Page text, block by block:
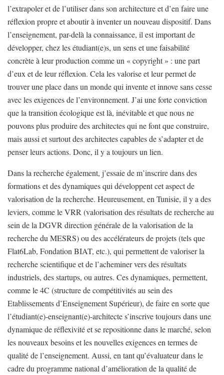
l’extrapoler et de l’utiliser dans son architecture et d’en faire une
réflexion propre et aboutir à inventer un nouveau dispositif. Dans
l’enseignement, par-delà la connaissance, il est important de
développer, chez les étudiant(e)s, un sens et une faisabilité
concrète à leur production comme un « copyright » : une part
d’eux et de leur réflexion. Cela les valorise et leur permet de
trouver une place dans un monde qui invente et innove sans cesse
avec les exigences de l’environnement. J’ai une forte conviction
que la transition écologique est là, inévitable et que nous ne
pouvons plus produire des architectes qui ne font que construire,
mais aussi et surtout des architectes capables de s’adapter et de
penser leurs actions. Donc, il y a toujours un lien.
Dans la recherche également, j’essaie de m’inscrire dans des
formations et des dynamiques qui développent cet aspect de
valorisation de la recherche. Heureusement, en Tunisie, il y a des
leviers, comme le VRR (valorisation des résultats de recherche au
sein de la DGVR direction générale de la valorisation de la
recherche du MESRS) ou des accélérateurs de projets (tels que
Flat6Lab, Fondation BIAT, etc.), qui permettent de valoriser la
recherche scientifique et de l’acheminer vers des résultats
industriels, des startups, ou autres. Ces dynamiques, permettent,
comme le 4C (structure de compétitivités au sein des
Etablissements d’Enseignement Supérieur), de faire en sorte que
l’étudiant(e)-enseignant(e)-architecte s’inscrive toujours dans une
dynamique de réflexivité et se repositionne dans le marché, selon
les nouveaux besoins et les nouvelles exigences en termes de
qualité de l’enseignement. Aussi, en tant qu’évaluateur dans le
cadre du programme national d’amélioration de la qualité de